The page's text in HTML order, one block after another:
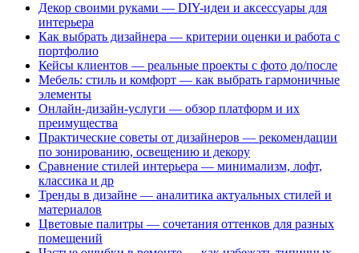
Декор своими руками — DIY-идеи и аксессуары для
интерьера
Как выбрать дизайнера — критерии оценки и работа с
портфолио
Кейсы клиентов — реальные проекты с фото до/после
Мебель: стиль и комфорт — как выбрать гармоничные
элементы
Онлайн-дизайн-услуги — обзор платформ и их
преимущества
Практические советы от дизайнеров — рекомендации
по зонированию, освещению и декору
Сравнение стилей интерьера — минимализм, лофт,
классика и др
Тренды в дизайне — аналитика актуальных стилей и
материалов
Цветовые палитры — сочетания оттенков для разных
помещений